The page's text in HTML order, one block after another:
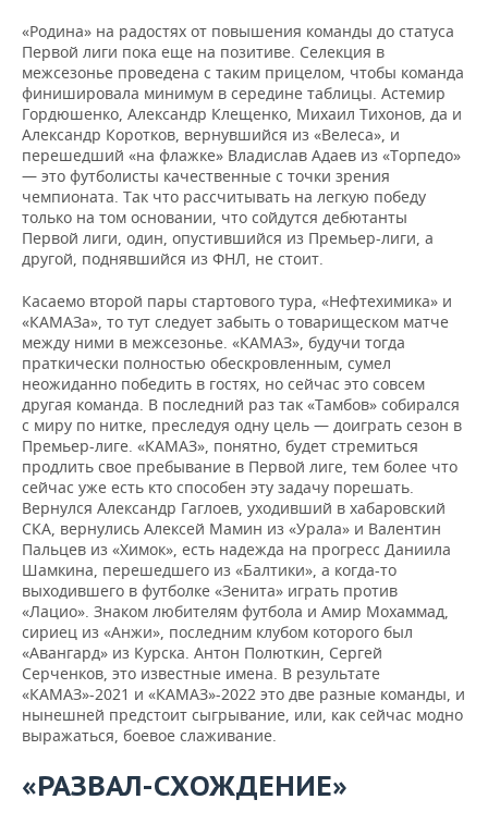
«Родина» на радостях от повышения команды до статуса
Первой лиги пока еще на позитиве. Селекция в
межсезонье проведена с таким прицелом, чтобы команда
финишировала минимум в середине таблицы. Астемир
Гордюшенко, Александр Клещенко, Михаил Тихонов, да и
Александр Коротков, вернувшийся из «Велеса», и
перешедший «на флажке» Владислав Адаев из «Торпедо»
— это футболисты качественные с точки зрения
чемпионата. Так что рассчитывать на легкую победу
только на том основании, что сойдутся дебютанты
Первой лиги, один, опустившийся из Премьер-лиги, а
другой, поднявшийся из ФНЛ, не стоит.
Касаемо второй пары стартового тура, «Нефтехимика» и
«КАМАЗа», то тут следует забыть о товарищеском матче
между ними в межсезонье. «КАМАЗ», будучи тогда
праткически полностью обескровленным, сумел
неожиданно победить в гостях, но сейчас это совсем
другая команда. В последний раз так «Тамбов» собирался
с миру по нитке, преследуя одну цель — доиграть сезон в
Премьер-лиге. «КАМАЗ», понятно, будет стремиться
продлить свое пребывание в Первой лиге, тем более что
сейчас уже есть кто способен эту задачу порешать.
Вернулся Александр Гаглоев, уходивший в хабаровский
СКА, вернулись Алексей Мамин из «Урала» и Валентин
Пальцев из «Химок», есть надежда на прогресс Даниила
Шамкина, перешедшего из «Балтики», а когда-то
выходившего в футболке «Зенита» играть против
«Лацио». Знаком любителям футбола и Амир Мохаммад,
сириец из «Анжи», последним клубом которого был
«Авангард» из Курска. Антон Полюткин, Сергей
Серченков, это известные имена. В результате
«КАМАЗ»-2021 и «КАМАЗ»-2022 это две разные команды, и
нынешней предстоит сыгрывание, или, как сейчас модно
выражаться, боевое слаживание.
«РАЗВАЛ-СХОЖДЕНИЕ»